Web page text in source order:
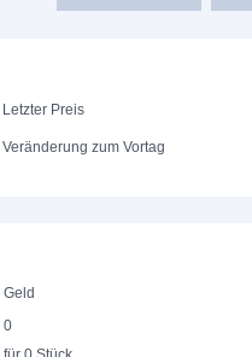
Letzter Preis
Veränderung zum Vortag
Geld
0